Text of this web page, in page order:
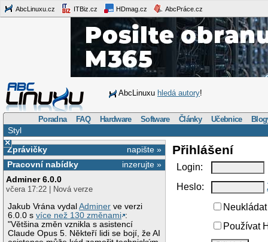
AbcLinuxu.cz ITBiz.cz HDmag.cz AbcPráce.cz
AbcLinuxu hledá autory!
Poradna FAQ Hardware Software Články Učebnice
Styl
×
napište »
Zprávičky
inzerujte »
Pracovní nabídky
Adminer 6.0.0
včera 17:22 | Nová verze
Jakub Vrána vydalAdminer ve verzi
6.0.0 svíce než 130 změnami :
"Většina změn vznikla s asistencí
Claude Opus 5. Někteří lidi se bojí, že AI
Přihlášení
Login:
Heslo:
Používat